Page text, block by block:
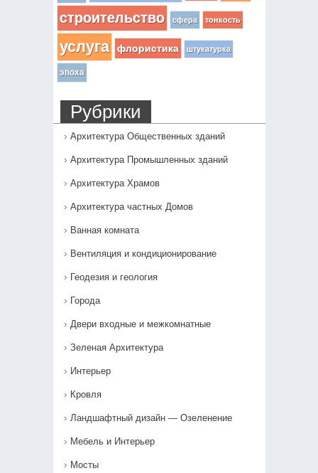
строительство сфера тонкость
услуга флористика штукатурка
эпоха
Рубрики
Архитектура Общественных зданий
Архитектура Промышленных зданий
Архитектура Храмов
Архитектура частных Домов
Ванная комната
Вентиляция и кондиционирование
Геодезия и геология
Города
Двери входные и межкомнатные
Зеленая Архитектура
Интерьер
Кровля
Ландшафтный дизайн — Озеленение‎
Мебель и Интерьер
Мосты